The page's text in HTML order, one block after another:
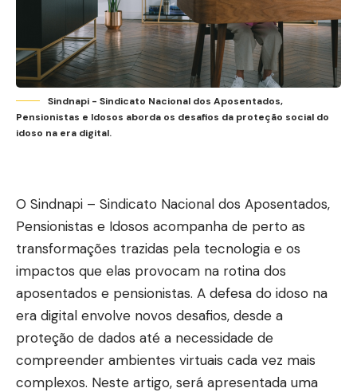
Sindnapi - Sindicato Nacional dos Aposentados,
Pensionistas e Idosos aborda os desafios da proteção social do
idoso na era digital.
O Sindnapi – Sindicato Nacional dos Aposentados,
Pensionistas e Idosos acompanha de perto as
transformações trazidas pela tecnologia e os
impactos que elas provocam na rotina dos
aposentados e pensionistas. A defesa do idoso na
era digital envolve novos desafios, desde a
proteção de dados até a necessidade de
compreender ambientes virtuais cada vez mais
complexos. Neste artigo, será apresentada uma